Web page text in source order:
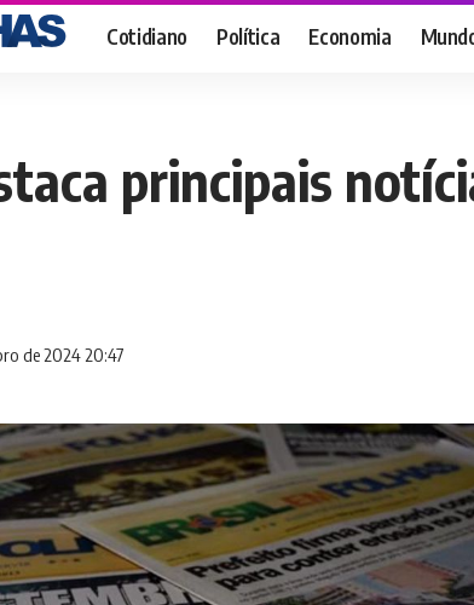
Cotidiano Política Economia
principais
de 2024 20:47